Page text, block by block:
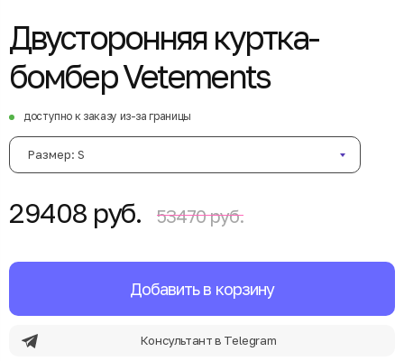
Двусторонняя куртка-
бомбер Vetements
доступно к заказу из-за границы
Размер: S
29408 руб. 53470 руб.
Добавить в корзину
Консультант в Telegram